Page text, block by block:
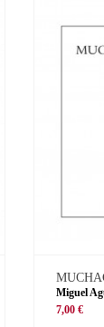
Miguel
7,00 €